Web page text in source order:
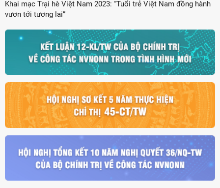
Khai mạc Trại hè Việt Nam 2023: “Tuổi trẻ Việt Nam đồng hành
vươn tới tương lai”